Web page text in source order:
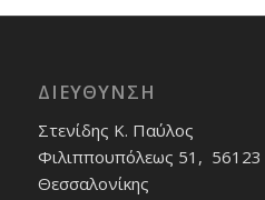
ΔΙΕΎΘΥΝΣΗ
Στενίδης Κ. Παύλος
Φιλιππουπόλεως 51, 56123
Θεσσαλονίκης